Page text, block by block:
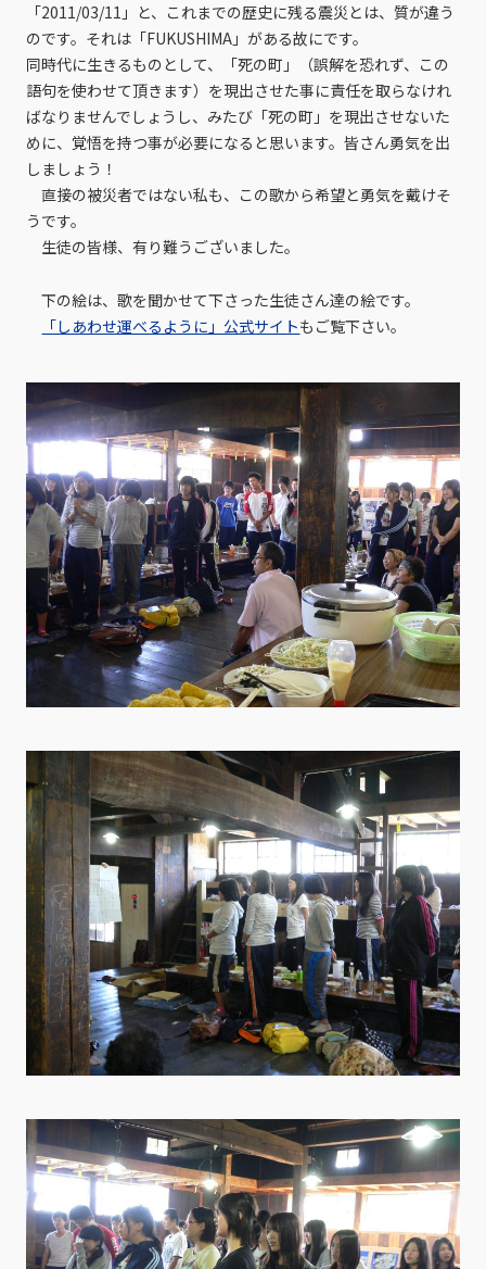
「2011/03/11」と、これまでの歴史に残る震災とは、質が違う
のです。それは「FUKUSHIMA」がある故にです。
同時代に生きるものとして、「死の町」（誤解を恐れず、この
語句を使わせて頂きます）を現出させた事に責任を取らなけれ
ばなりませんでしょうし、みたび「死の町」を現出させないた
めに、覚悟を持つ事が必要になると思います。皆さん勇気を出
しましょう！
直接の被災者ではない私も、この歌から希望と勇気を戴けそ
うです。
生徒の皆様、有り難うございました。
下の絵は、歌を聞かせて下さった生徒さん達の絵です。
「しあわせ運べるように」公式サイトもご覧下さい。